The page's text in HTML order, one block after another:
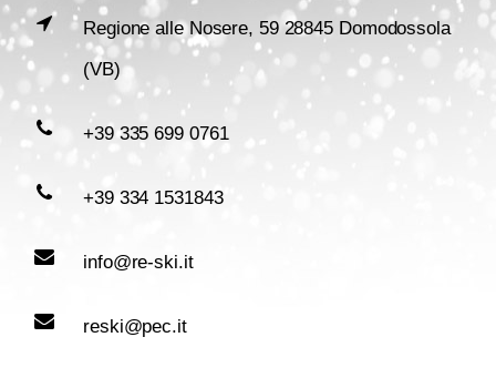
Regione alle Nosere, 59 28845 Domodossola
(VB)
+39 335 699 0761
+39 334 1531843
info@re-ski.it
reski@pec.it